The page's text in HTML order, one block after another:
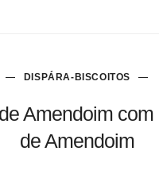
DISPÁRA-BISCOITOS
Amendoim com
de Amendoim